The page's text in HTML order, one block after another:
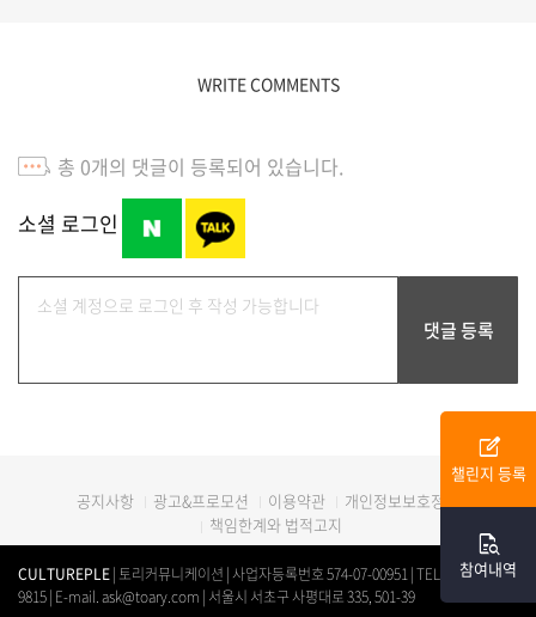
edit_square
챌린지 등록
quick_reference_all
참여내역
WRITE COMMENTS
총 0개의 댓글이 등록되어 있습니다.
소셜 로그인
공지사항 광고&프로모션 이용약관
개인정보보호정책
책임한계와 법적고지
CULTUREPLE| 토리커뮤니케이션 | 사업자등록번호 574-07-00951 | TEL. 0507-1312-
9815 | E-mail. ask@toary.com | 서울시 서초구 사평대로 335, 501-39